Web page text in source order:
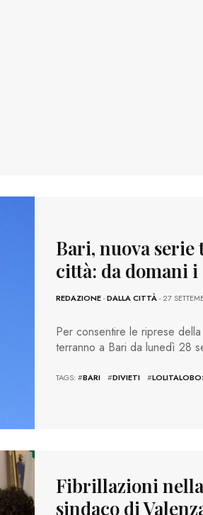
Bari, nuova serie
città: da domani
REDAZIONE-DALLA CITTÀ- 27
Per consentire le riprese
terranno a Bari da lunedì 28
TAGS: #BARI #DIVIETI #
Fibrillazioni
sindaco di